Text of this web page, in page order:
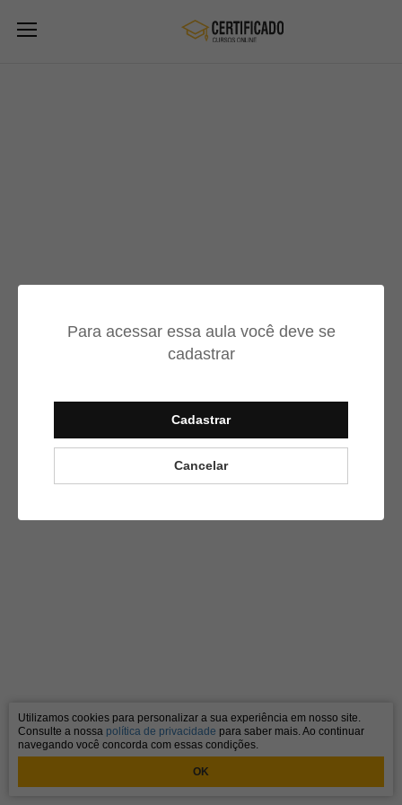
Para acessar essa aula você deve se
cadastrar
Cadastrar
Cancelar
Utilizamos cookies para personalizar a sua experiência em nosso site.
Consulte a nossa política de privacidade para saber mais. Ao continuar
navegando você concorda com essas condições.
OK